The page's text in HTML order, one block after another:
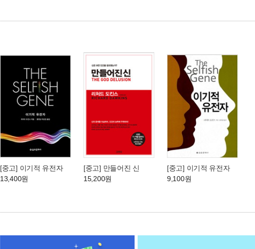
[중고] 이기적 유전자
13,400원
[중고] 만들어진 신
15,200원
[중고] 이기적 유전자
9,100원